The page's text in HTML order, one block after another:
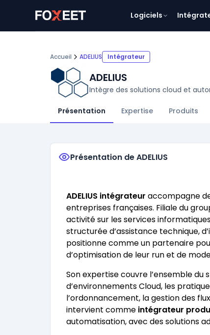
Logiciels
Accueil ADELIUS Intégrateur
ADELIUS
Intègre des solutions cloud et
Présentation Expertise Produits
Présentation de ADELIUS
ADELIUS intégrateur accompagne
entreprises françaises. Filiale du
activité sur les services
structurée d’assistance technique,
positionne comme un partenaire
d’optimisation de leur run et de
Son expertise couvre l’ensemble du
d’environnements Cloud, les
l’ordonnancement, la gestion des
intervient comme intégrateur
automatisation, avec des solutions